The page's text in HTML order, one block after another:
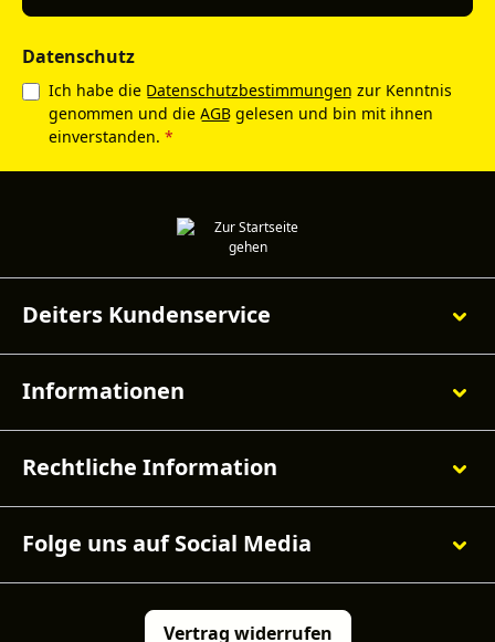
Datenschutz
Ich habe die Datenschutzbestimmungen zur Kenntnis
genommen und die AGB gelesen und bin mit ihnen
einverstanden. *
Deiters Kundenservice
Informationen
Rechtliche Information
Folge uns auf Social Media
Vertrag widerrufen